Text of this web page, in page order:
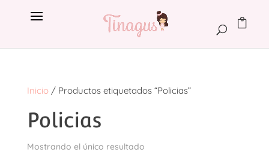
Inicio/ Productos etiquetados “Policias”
Policias
Mostrando el único resultado